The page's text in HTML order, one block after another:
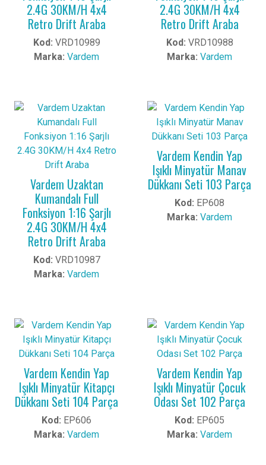
2.4G 30KM/H 4x4
Retro Drift Araba
Kod: VRD10989
Marka: Vardem
2.4G 30KM/H 4x4
Retro Drift Araba
Kod: VRD10988
Marka: Vardem
Vardem Uzaktan
Kumandalı Full
Fonksiyon 1:16 Şarjlı
2.4G 30KM/H 4x4
Retro Drift Araba
Kod: VRD10987
Marka: Vardem
Vardem Kendin Yap
Işıklı Minyatür Manav
Dükkanı Seti 103 Parça
Kod: EP608
Marka: Vardem
Vardem Kendin Yap
Işıklı Minyatür Kitapçı
Dükkanı Seti 104 Parça
Kod: EP606
Marka: Vardem
Vardem Kendin Yap
Işıklı Minyatür Çocuk
Odası Set 102 Parça
Kod: EP605
Marka: Vardem